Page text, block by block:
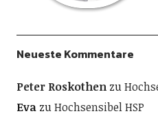
Neueste Kommentare
Peter Roskothenzu
EvazuHochsensibel HSP